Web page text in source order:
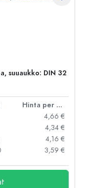
suuaukko: DIN 32
Hinta per kpl
4,66 €
4,34 €
4,16 €
3,59 €